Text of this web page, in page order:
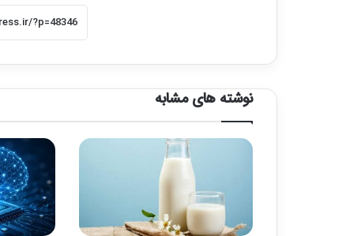
نوشته های مشابه